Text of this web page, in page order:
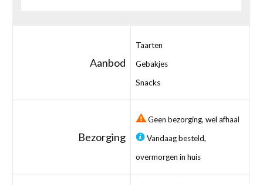
Aanbod
Taarten
Gebakjes
Snacks
Bezorging
Geen bezorging, wel afhaal
Vandaag besteld,
overmorgen in huis